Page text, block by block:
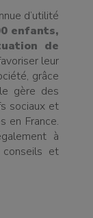
d’utilité
enfants,
de
leur
grâce
gère des
sociaux et
en France.
à
conseils et